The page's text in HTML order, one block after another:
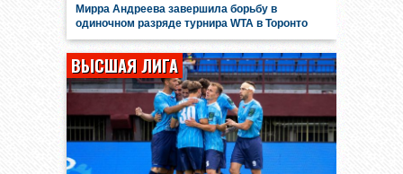
Мирра Андреева завершила борьбу в
одиночном разряде турнира WTA в Торонто
ВЫСШАЯ ЛИГА